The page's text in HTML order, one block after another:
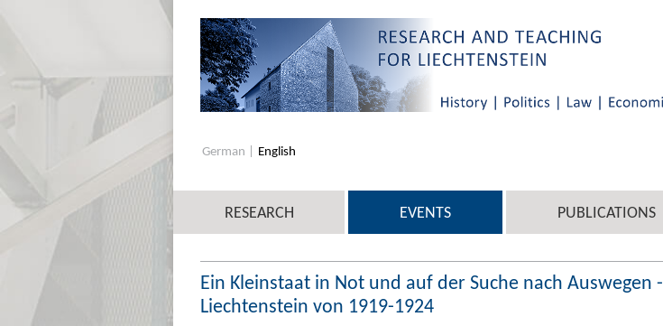
German English
RESEARCH EVENTS PUBLICATIONS
Ein Kleinstaat in Not und auf der Suche nach Auswegen -
Liechtenstein von 1919-1924